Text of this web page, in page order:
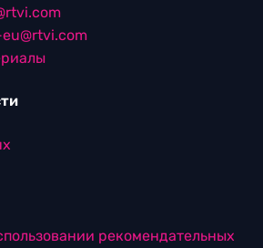
рекомендательных